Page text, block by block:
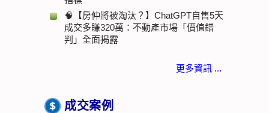
🧠【房仲將被淘汰？】ChatGPT自售5天
成交多賺320萬：不動產市場「價值錯
判」全面揭露
更多資訊 ...
成交案例